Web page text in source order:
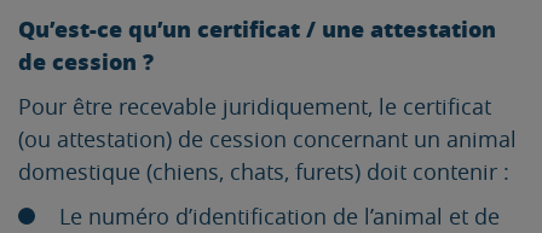
Qu’est-ce qu’un certificat / une attestation
de cession ?
Pour être recevable juridiquement, le certificat
(ou attestation) de cession concernant un animal
domestique (chiens, chats, furets) doit contenir :
Le numéro d’identification de l’animal et de